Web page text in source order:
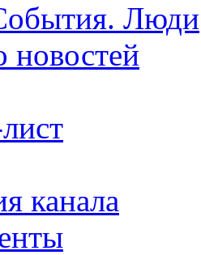
Люди
новостей
канала